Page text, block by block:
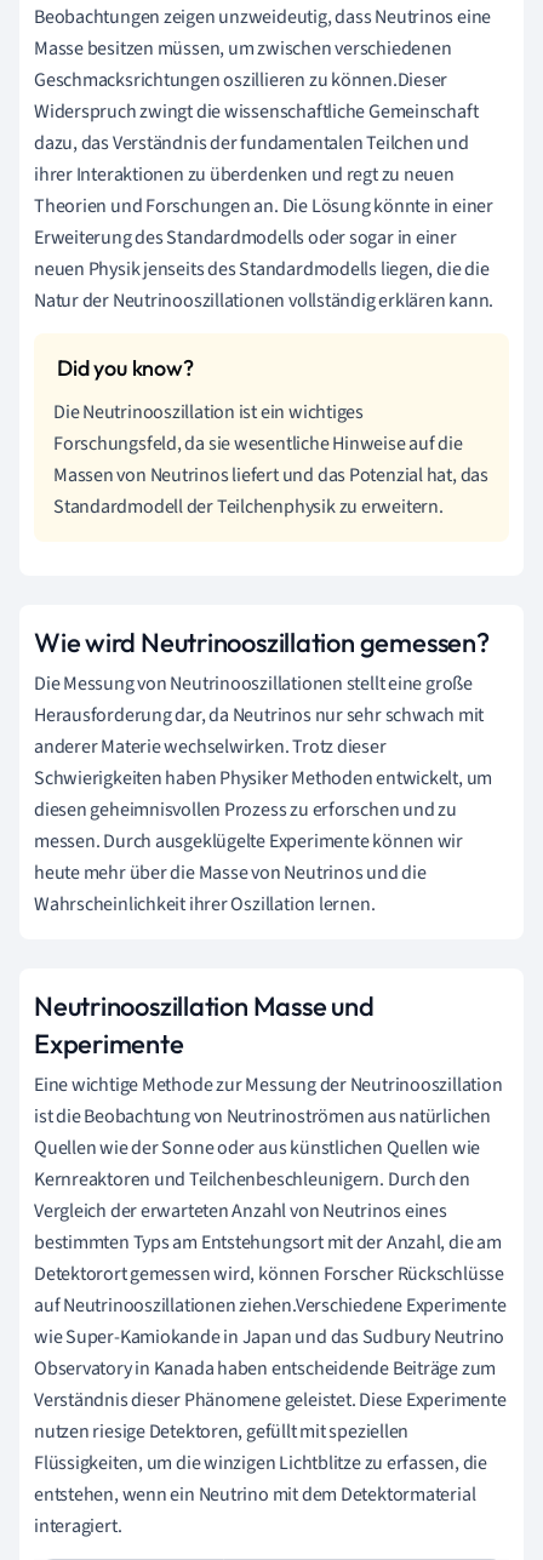
Beobachtungen zeigen unzweideutig, dass Neutrinos eine
Masse besitzen müssen, um zwischen verschiedenen
Geschmacksrichtungen oszillieren zu können.Dieser
Widerspruch zwingt die wissenschaftliche Gemeinschaft
dazu, das Verständnis der fundamentalen Teilchen und
ihrer Interaktionen zu überdenken und regt zu neuen
Theorien und Forschungen an. Die Lösung könnte in einer
Erweiterung des Standardmodells oder sogar in einer
neuen Physik jenseits des Standardmodells liegen, die die
Natur der Neutrinooszillationen vollständig erklären kann.
Die Neutrinooszillation ist ein wichtiges
Forschungsfeld, da sie wesentliche Hinweise auf die
Massen von Neutrinos liefert und das Potenzial hat, das
Standardmodell der Teilchenphysik zu erweitern.
Wie wird Neutrinooszillation gemessen?
Die Messung von Neutrinooszillationen stellt eine große
Herausforderung dar, da Neutrinos nur sehr schwach mit
anderer Materie wechselwirken. Trotz dieser
Schwierigkeiten haben Physiker Methoden entwickelt, um
diesen geheimnisvollen Prozess zu erforschen und zu
messen. Durch ausgeklügelte Experimente können wir
heute mehr über die Masse von Neutrinos und die
Wahrscheinlichkeit ihrer Oszillation lernen.
Neutrinooszillation Masse und
Experimente
Eine wichtige Methode zur Messung der Neutrinooszillation
ist die Beobachtung von Neutrinoströmen aus natürlichen
Quellen wie der Sonne oder aus künstlichen Quellen wie
Kernreaktoren und Teilchenbeschleunigern. Durch den
Vergleich der erwarteten Anzahl von Neutrinos eines
bestimmten Typs am Entstehungsort mit der Anzahl, die am
Detektorort gemessen wird, können Forscher Rückschlüsse
auf Neutrinooszillationen ziehen.Verschiedene Experimente
wie Super-Kamiokande in Japan und das Sudbury Neutrino
Observatory in Kanada haben entscheidende Beiträge zum
Verständnis dieser Phänomene geleistet. Diese Experimente
nutzen riesige Detektoren, gefüllt mit speziellen
Flüssigkeiten, um die winzigen Lichtblitze zu erfassen, die
entstehen, wenn ein Neutrino mit dem Detektormaterial
interagiert.